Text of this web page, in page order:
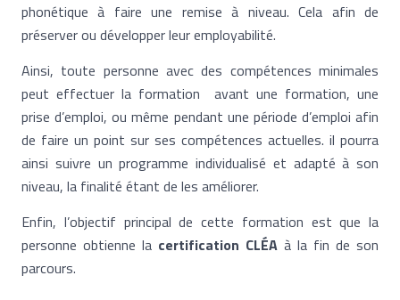
phonétique à faire une remise à niveau. Cela afin de
préserver ou développer leur employabilité.
Ainsi, toute personne avec des compétences minimales
peut effectuer la formation avant une formation, une
prise d’emploi, ou même pendant une période d’emploi afin
de faire un point sur ses compétences actuelles. il pourra
ainsi suivre un programme individualisé et adapté à son
niveau, la finalité étant de les améliorer.
Enfin, l’objectif principal de cette formation est que la
personne obtienne la certification CLÉA à la fin de son
parcours.